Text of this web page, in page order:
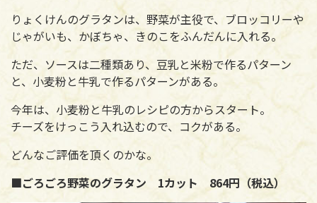
りょくけんのグラタンは、野菜が主役で、ブロッコリーや
じゃがいも、かぼちゃ、きのこをふんだんに入れる。
ただ、ソースは二種類あり、豆乳と米粉で作るパターン
と、小麦粉と牛乳で作るパターンがある。
今年は、小麦粉と牛乳のレシピの方からスタート。
チーズをけっこう入れ込むので、コクがある。
どんなご評価を頂くのかな。
■ごろごろ野菜のグラタン 1カット 864円（税込）